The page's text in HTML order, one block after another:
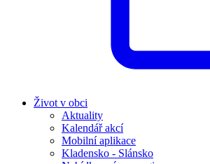
Život v obci
Aktuality
Kalendář akcí
Mobilní aplikace
Kladensko - Slánsko